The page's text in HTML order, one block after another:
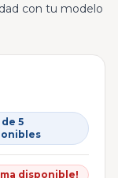
con tu modelo
de 5
disponible!